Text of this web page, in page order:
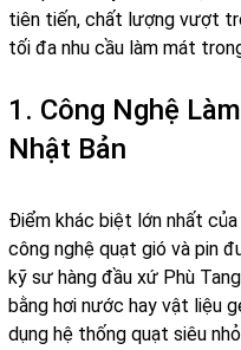
tiên tiến, chất lượng vượt
tối đa nhu cầu làm mát
1. Công Nghệ
Nhật Bản
Điểm khác biệt lớn nhất của
công nghệ quạt gió và pin
kỹ sư hàng đầu xứ Phù
bằng hơi nước hay vật liệu
dụng hệ thống quạt siêu